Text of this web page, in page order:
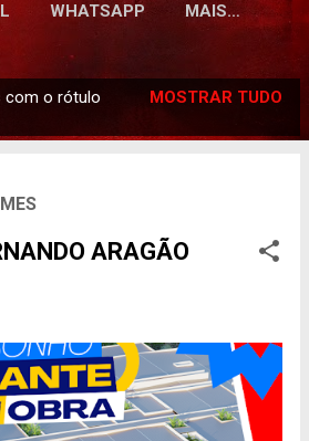
WHATSAPP MAIS…
com o rótulo
MOSTRAR TUDO
ARAGÃO